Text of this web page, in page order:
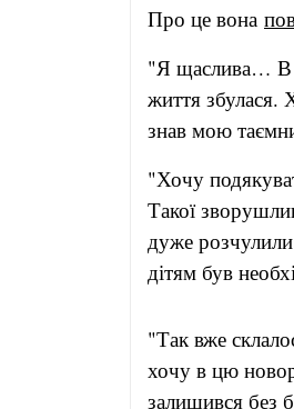
Про це вона
"Я щаслива… В
життя збулася.
знав мою
"Хочу
Такої
дуже
дітям був
"Так вже
хочу в цю
залишився без